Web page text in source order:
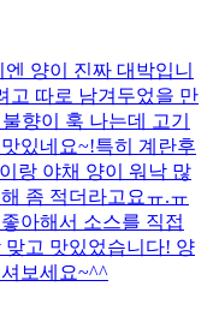
양이 진짜 대박입니
고 따로 남겨두었을 만
향이 훅 나는데 고기
있네요~!특히 계란후
랑 야채 양이 워낙 많
좀 적더라고요ㅠ.ㅠ
아해서 소스를 직접
맞고 맛있었습니다! 양
보세요~^^